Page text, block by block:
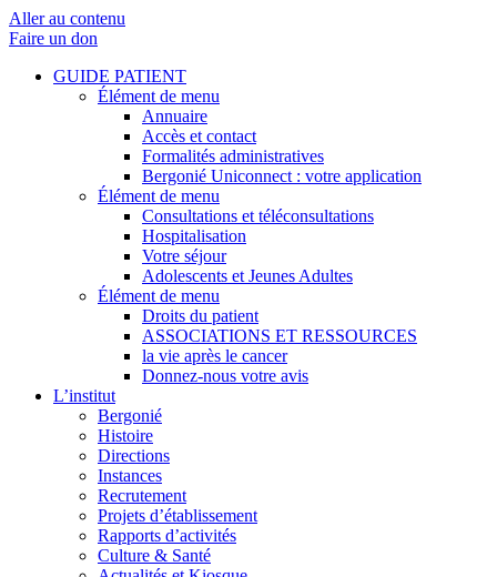
Aller au contenu
Faire un don
GUIDE PATIENT
Élément de menu
Annuaire
Accès et contact
Formalités administratives
Bergonié Uniconnect : votre application
Élément de menu
Consultations et téléconsultations
Hospitalisation
Votre séjour
Adolescents et Jeunes Adultes
Élément de menu
Droits du patient
ASSOCIATIONS ET RESSOURCES
la vie après le cancer
Donnez-nous votre avis
L’institut
Bergonié
Histoire
Directions
Instances
Recrutement
Projets d’établissement
Rapports d’activités
Culture & Santé